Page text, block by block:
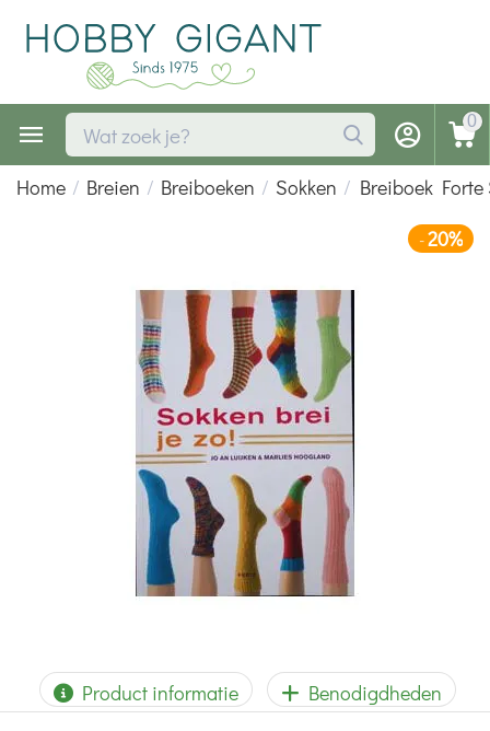
0
Home / Breien / Breiboeken / Sokken / Breiboek Forte
-20%
Product informatie Benodigdheden